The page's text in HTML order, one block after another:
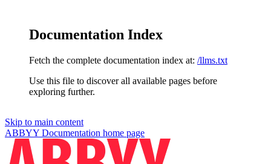
Documentation Index
Fetch the complete documentation index at: /llms.txt
Use this file to discover all available pages before
exploring further.
Skip to main content
ABBYY Documentation home page